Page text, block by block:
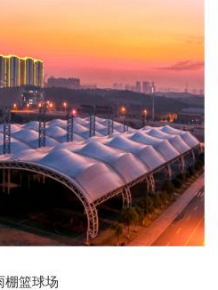
棚篮球场